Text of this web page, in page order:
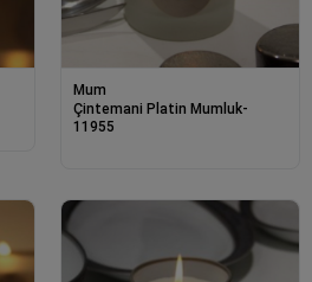
Mum
Çintemani Platin Mumluk-
11955